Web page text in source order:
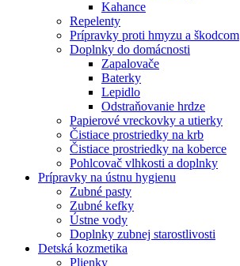
Kahance
Repelenty
Prípravky proti hmyzu a škodcom
Doplnky do domácnosti
Zapalovače
Baterky
Lepidlo
Odstraňovanie hrdze
Papierové vreckovky a utierky
Čistiace prostriedky na krb
Čistiace prostriedky na koberce
Pohlcovač vlhkosti a doplnky
Prípravky na ústnu hygienu
Zubné pasty
Zubné kefky
Ústne vody
Doplnky zubnej starostlivosti
Detská kozmetika
Plienky